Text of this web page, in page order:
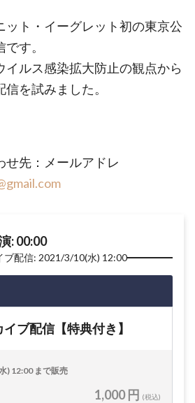
ット・イーグレット初の東京公
す。
イルス感染拡大防止の観点から
を試みました。
せ先：メールアドレ
: 00:00
ブ配信: 2021/3/10(水) 12:00
ブ配信【特典付き】
) 12:00 まで販売
1,000 円 (税込)